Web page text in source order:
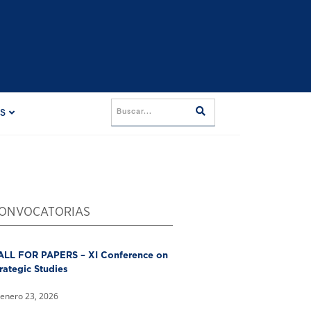
FOR PAPERS – XI Conference on
Studies
23, 2026